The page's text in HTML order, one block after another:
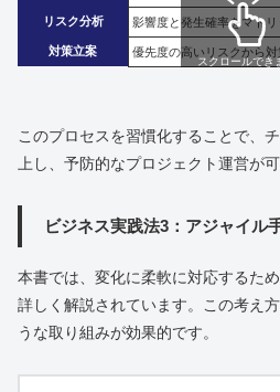
リスク分析 影響度と発生確率をマト
対策立案 優先度の高いリスクから
スクロールでき
このプロセスを習慣化することで、
上し、予防的なプロジェクト運営が
ビジネス実践法3：アジャイル
本書では、変化に柔軟に対応するた
詳しく解説されています。この考え
うな取り組みが効果的です。